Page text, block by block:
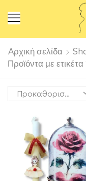
Αρχική σελίδα
Προϊόντα με